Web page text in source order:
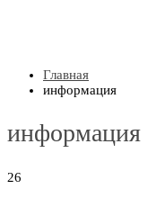
Главная
информация
информация
26